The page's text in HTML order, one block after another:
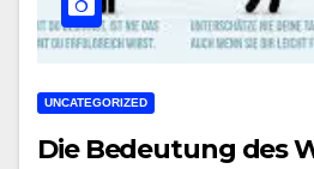
UNCATEGORIZED
Die Bedeutung des